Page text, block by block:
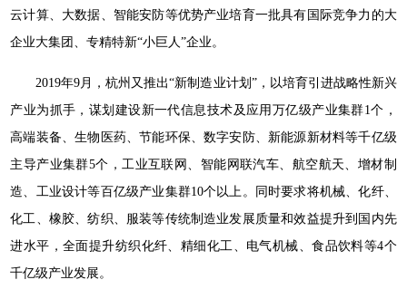
云计算、大数据、智能安防等优势产业培育一批具有国际竞争力的大
企业大集团、专精特新“小巨人”企业。
2019年9月，杭州又推出“新制造业计划”，以培育引进战略性新兴
产业为抓手，谋划建设新一代信息技术及应用万亿级产业集群1个，
高端装备、生物医药、节能环保、数字安防、新能源新材料等千亿级
主导产业集群5个，工业互联网、智能网联汽车、航空航天、增材制
造、工业设计等百亿级产业集群10个以上。同时要求将机械、化纤、
化工、橡胶、纺织、服装等传统制造业发展质量和效益提升到国内先
进水平，全面提升纺织化纤、精细化工、电气机械、食品饮料等4个
千亿级产业发展。